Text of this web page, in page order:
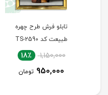
تابلو فرش طرح سماع کد
TS-2589
1,150,000 18٪
950,000 تومان